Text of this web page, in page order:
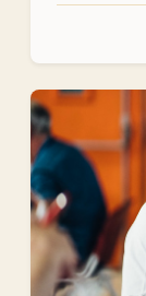
Cosa è la